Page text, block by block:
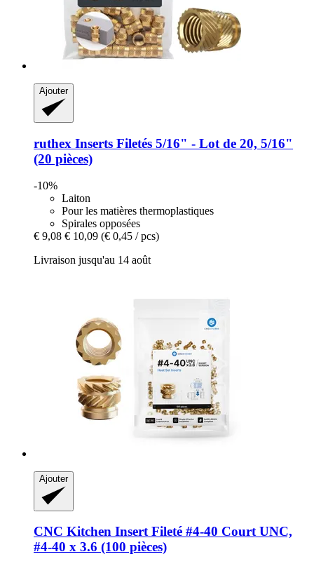
Ajouter
ruthex Inserts Filetés 5/16" -​ Lot de 20, 5/16"
(20 pièces)
-10%
Laiton
Pour les matières thermoplastiques
Spirales opposées
€ 9,08 € 10,09 (€ 0,45 / pcs)
Livraison jusqu'au 14 août
Ajouter
CNC Kitchen Insert Fileté #4-​40 Court UNC,
#4-​40 x 3.6 (100 pièces)